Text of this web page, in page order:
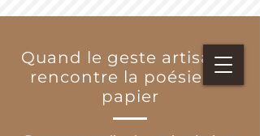
Quand le geste artisanal
rencontre la poésie du
papier